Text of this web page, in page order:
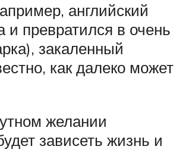
английский
и превратился в очень
закаленный
как далеко может
желании
зависеть жизнь и